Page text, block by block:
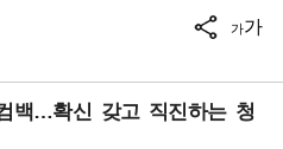
가가
백…확신 갖고 직진하는 청